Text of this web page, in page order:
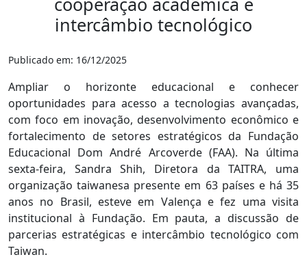
intercâmbio tecnológico
Publicado em: 16/12/2025
Ampliar o horizonte educacional e conhecer
oportunidades para acesso a tecnologias avançadas,
com foco em inovação, desenvolvimento econômico e
fortalecimento de setores estratégicos da Fundação
Educacional Dom André Arcoverde (FAA). Na última
sexta-feira, Sandra Shih, Diretora da TAITRA, uma
organização taiwanesa presente em 63 países e há 35
anos no Brasil, esteve em Valença e fez uma visita
institucional à Fundação. Em pauta, a discussão de
parcerias estratégicas e intercâmbio tecnológico com
Taiwan.